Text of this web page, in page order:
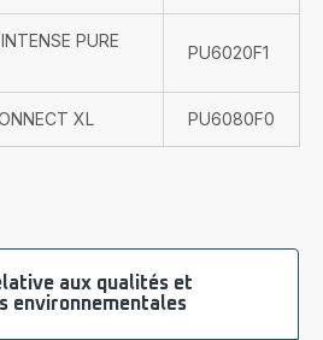
PURE
PU6020F1
XL PU6080F0
aux qualités et
environnementales